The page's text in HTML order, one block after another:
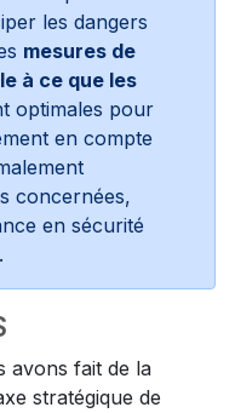
les dangers
mesures de
à ce que les
optimales pour
en compte
concernées,
en sécurité
avons fait de la
stratégique de